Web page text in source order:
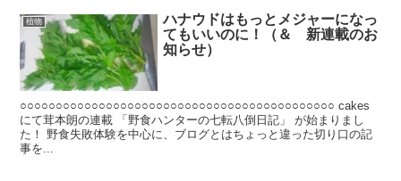
植物
ハナウドはもっとメジャーになっ
てもいいのに！（＆ 新連載のお
知らせ）
○○○○○○○○○○○○○○○○○○○○○○○○○○○○○○○○○○○○○○○○○○○○ cakes
にて茸本朗の連載 「野食ハンターの七転八倒日記」 が始まりまし
た！ 野食失敗体験を中心に、ブログとはちょっと違った切り口の記
事を...